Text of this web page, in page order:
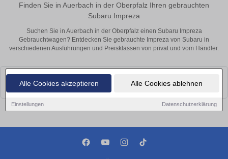
Alle Cookies akzeptieren Alle Cookies ablehnen
Einstellungen Datenschutzerklärung
Finden Sie in Auerbach in der Oberpfalz Ihren gebrauchten
Subaru Impreza
Suchen Sie in Auerbach in der Oberpfalz einen Subaru Impreza
Gebrauchtwagen? Entdecken Sie gebrauchte Impreza von Subaru in
verschiedenen Ausführungen und Preisklassen von privat und vom Händler.
Leider konnten wir derzeit keine passenden Autos finden. Schauen Sie
bald wieder vorbei!